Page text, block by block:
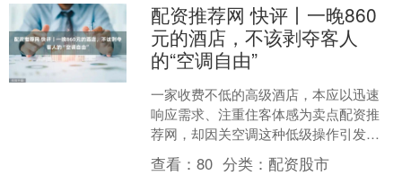
配资推荐网 快评丨一晚860
元的酒店，不该剥夺客人
的“空调自由”
一家收费不低的高级酒店，本应以迅速
响应需求、注重住客体感为卖点配资推
荐网，却因关空调这种低级操作引发投
诉，影响口碑，实在本末倒置 860元一晚
的高级酒店，连空调....
查看：80 分类：配资股市